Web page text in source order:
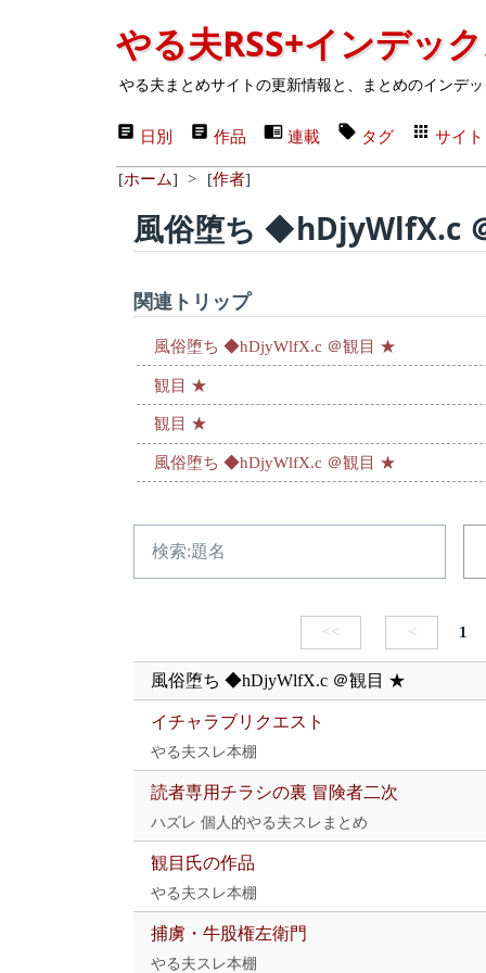
やる夫RSS+インデッ
やる夫まとめサイトの更新情報と、まとめのインデッ
日別 作品 連載 タグ サイト
[ホーム] > [作者]
風俗堕ち ◆hDjyWlfX.c
関連トリップ
風俗堕ち ◆hDjyWlfX.c ＠観目 ★
観目 ★
観目 ★
風俗堕ち ◆hDjyWlfX.c ＠観目 ★
<< < 1
風俗堕ち ◆hDjyWlfX.c ＠観目 ★
イチャラブリクエスト
やる夫スレ本棚
読者専用チラシの裏 冒険者二次
ハズレ 個人的やる夫スレまとめ
観目氏の作品
やる夫スレ本棚
捕虜・牛股権左衛門
やる夫スレ本棚